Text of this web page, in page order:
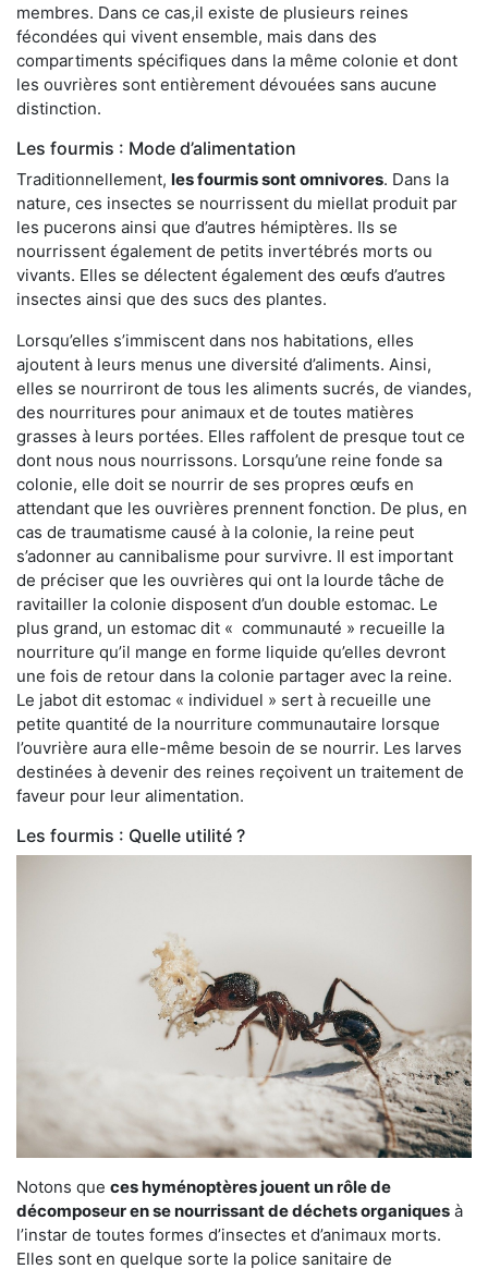
membres. Dans ce cas,il existe de plusieurs reines
fécondées qui vivent ensemble, mais dans des
compartiments spécifiques dans la même colonie et dont
les ouvrières sont entièrement dévouées sans aucune
distinction.
Les fourmis : Mode d’alimentation
Traditionnellement, les fourmis sont omnivores. Dans la
nature, ces insectes se nourrissent du miellat produit par
les pucerons ainsi que d’autres hémiptères. Ils se
nourrissent également de petits invertébrés morts ou
vivants. Elles se délectent également des œufs d’autres
insectes ainsi que des sucs des plantes.
Lorsqu’elles s’immiscent dans nos habitations, elles
ajoutent à leurs menus une diversité d’aliments. Ainsi,
elles se nourriront de tous les aliments sucrés, de viandes,
des nourritures pour animaux et de toutes matières
grasses à leurs portées. Elles raffolent de presque tout ce
dont nous nous nourrissons. Lorsqu’une reine fonde sa
colonie, elle doit se nourrir de ses propres œufs en
attendant que les ouvrières prennent fonction. De plus, en
cas de traumatisme causé à la colonie, la reine peut
s’adonner au cannibalisme pour survivre. Il est important
de préciser que les ouvrières qui ont la lourde tâche de
ravitailler la colonie disposent d’un double estomac. Le
plus grand, un estomac dit « communauté » recueille la
nourriture qu’il mange en forme liquide qu’elles devront
une fois de retour dans la colonie partager avec la reine.
Le jabot dit estomac « individuel » sert à recueille une
petite quantité de la nourriture communautaire lorsque
l’ouvrière aura elle-même besoin de se nourrir. Les larves
destinées à devenir des reines reçoivent un traitement de
faveur pour leur alimentation.
Les fourmis : Quelle utilité ?
Notons que ces hyménoptères jouent un rôle de
décomposeur en se nourrissant de déchets organiques à
l’instar de toutes formes d’insectes et d’animaux morts.
Elles sont en quelque sorte la police sanitaire de